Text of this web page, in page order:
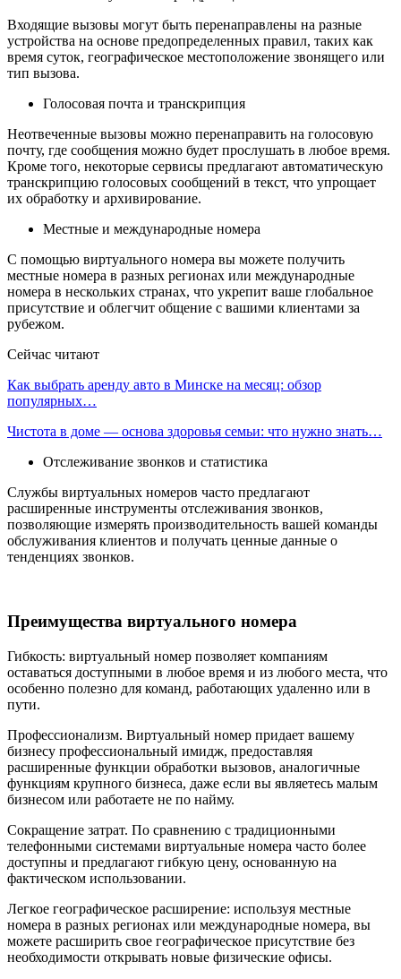
Входящие вызовы могут быть перенаправлены на разные
устройства на основе предопределенных правил, таких как
время суток, географическое местоположение звонящего или
тип вызова.
Голосовая почта и транскрипция
Неотвеченные вызовы можно перенаправить на голосовую
почту, где сообщения можно будет прослушать в любое время.
Кроме того, некоторые сервисы предлагают автоматическую
транскрипцию голосовых сообщений в текст, что упрощает
их обработку и архивирование.
Местные и международные номера
С помощью виртуального номера вы можете получить
местные номера в разных регионах или международные
номера в нескольких странах, что укрепит ваше глобальное
присутствие и облегчит общение с вашими клиентами за
рубежом.
Сейчас читают
Как выбрать аренду авто в Минске на месяц: обзор
популярных…
Чистота в доме — основа здоровья семьи: что нужно знать…
Отслеживание звонков и статистика
Службы виртуальных номеров часто предлагают
расширенные инструменты отслеживания звонков,
позволяющие измерять производительность вашей команды
обслуживания клиентов и получать ценные данные о
тенденциях звонков.
Преимущества виртуального номера
Гибкость: виртуальный номер позволяет компаниям
оставаться доступными в любое время и из любого места, что
особенно полезно для команд, работающих удаленно или в
пути.
Профессионализм. Виртуальный номер придает вашему
бизнесу профессиональный имидж, предоставляя
расширенные функции обработки вызовов, аналогичные
функциям крупного бизнеса, даже если вы являетесь малым
бизнесом или работаете не по найму.
Сокращение затрат. По сравнению с традиционными
телефонными системами виртуальные номера часто более
доступны и предлагают гибкую цену, основанную на
фактическом использовании.
Легкое географическое расширение: используя местные
номера в разных регионах или международные номера, вы
можете расширить свое географическое присутствие без
необходимости открывать новые физические офисы.